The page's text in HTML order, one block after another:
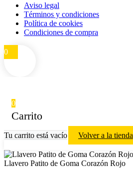
Aviso legal
Términos y condiciones
Política de cookies
Condiciones de compra
0
0
Carrito
Tu carrito está vacío Volver a la tienda
Llavero Patito de Goma Corazón Rojo